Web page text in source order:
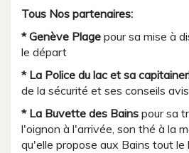
Tous Nos partenaires:
* Genève Plage pour sa mise à
le départ
* La Police du lac et sa
de la sécurité et ses conseils
* La Buvette des Bains pour sa
l'oignon à l'arrivée, son thé à la
qu'elle propose aux Bains tout le